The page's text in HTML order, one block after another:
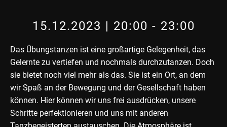
15.12.2023 | 20:00 - 23:00
Das Übungstanzen ist eine großartige Gelegenheit, das
Gelernte zu vertiefen und nochmals durchzutanzen. Doch
sie bietet noch viel mehr als das. Sie ist ein Ort, an dem
wir Spaß an der Bewegung und der Gesellschaft haben
können. Hier können wir uns frei ausdrücken, unsere
Schritte perfektionieren und uns mit anderen